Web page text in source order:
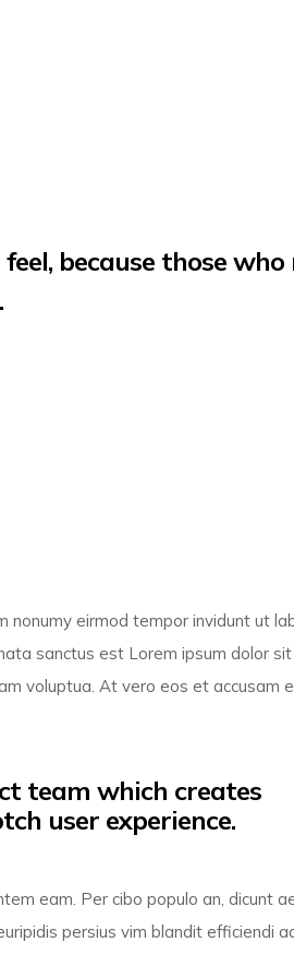
because those
eirmod tempor invidunt ut
sanctus est Lorem ipsum dolor
voluptua. At vero eos et accusam
team which creates
user experience.
eam. Per cibo populo an,
persius vim blandit